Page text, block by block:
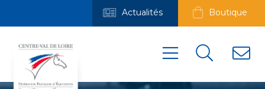
Actualités Boutique